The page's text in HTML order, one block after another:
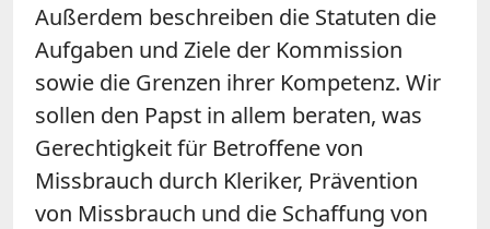
Außerdem beschreiben die Statuten die
Aufgaben und Ziele der Kommission
sowie die Grenzen ihrer Kompetenz. Wir
sollen den Papst in allem beraten, was
Gerechtigkeit für Betroffene von
Missbrauch durch Kleriker, Prävention
von Missbrauch und die Schaffung von